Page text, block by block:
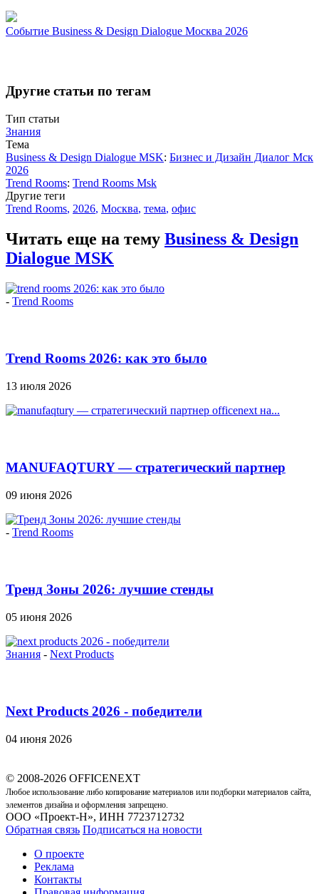
Событие Business & Design Dialogue Москва 2026
Другие статьи по тегам
Тип статьи
Знания
Тема
Business & Design Dialogue MSK: Бизнес и Дизайн Диалог Мск
2026
Trend Rooms: Trend Rooms Msk
Другие теги
Trend Rooms, 2026, Москва, тема, офис
Читать еще на тему Business & Design
Dialogue MSK
- Trend Rooms
Trend Rooms 2026: как это было
13 июля 2026
MANUFAQTURY — стратегический партнер
09 июня 2026
- Trend Rooms
Тренд Зоны 2026: лучшие стенды
05 июня 2026
Знания - Next Products
Next Products 2026 - победители
04 июня 2026
© 2008-2026 OFFICENEXT
Любое использование либо копирование материалов или подборки материалов сайта,
элементов дизайна и оформления запрещено.
ООО «Проект-Н», ИНН 7723712732
Обратная связь Подписаться на новости
О проекте
Реклама
Контакты